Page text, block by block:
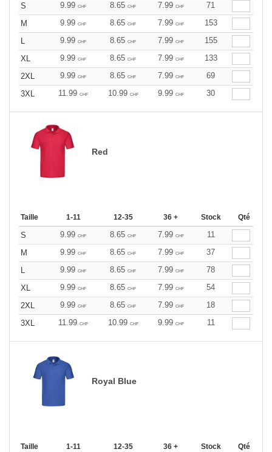
S 9.99 CHF 8.65 CHF 7.99 CHF
71
M
9.99 CHF 8.65 CHF 7.99 CHF
153
L
9.99 CHF 8.65 CHF 7.99 CHF
155
XL
9.99 CHF 8.65 CHF 7.99 CHF
133
2XL
9.99 CHF 8.65 CHF 7.99 CHF
69
3XL
11.99 CHF 10.99 CHF 9.99 CHF 30
Red
Taille 1-11 12-35 36 + Stock Qté
S 9.99 CHF 8.65 CHF 7.99 CHF
11
M
9.99 CHF 8.65 CHF 7.99 CHF
37
L
9.99 CHF 8.65 CHF 7.99 CHF
78
XL
9.99 CHF 8.65 CHF 7.99 CHF
54
2XL
9.99 CHF 8.65 CHF 7.99 CHF
18
3XL
11.99 CHF 10.99 CHF 9.99 CHF 11
Royal Blue
Taille 1-11 12-35 36 + Stock Qté